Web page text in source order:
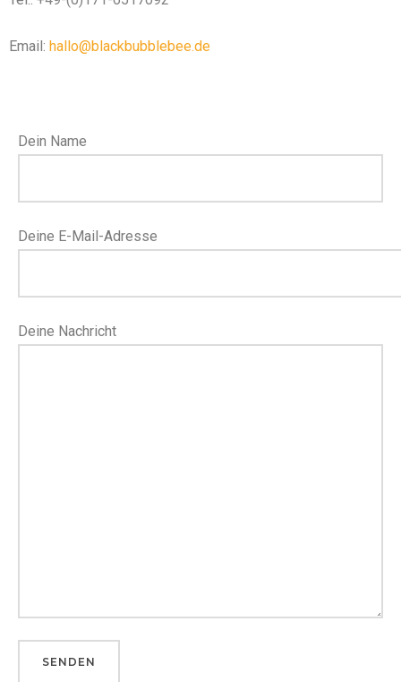
Email: hallo@blackbubblebee.de
Dein Name
Deine E-Mail-Adresse
Deine Nachricht